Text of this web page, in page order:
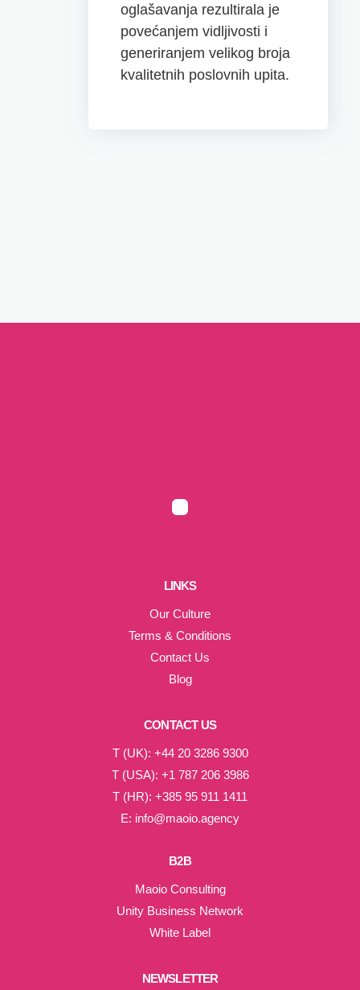
oglašavanja rezultirala je
povećanjem vidljivosti i
generiranjem velikog broja
kvalitetnih poslovnih upita.
LINKS
Our Culture
Terms & Conditions
Contact Us
Blog
CONTACT US
T (UK): +44 20 3286 9300
T (USA): +1 787 206 3986
T (HR): +385 95 911 1411
E: info@maoio.agency
B2B
Maoio Consulting
Unity Business Network
White Label
NEWSLETTER